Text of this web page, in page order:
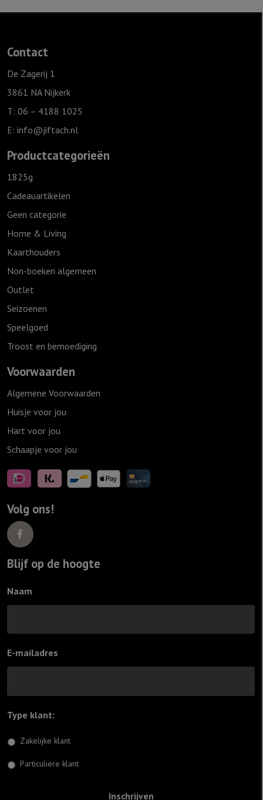
Contact
De Zagerij 1
3861 NA Nijkerk
T: 06 – 4188 1025
E: info@jiftach.nl
Productcategorieën
1825g
Cadeauartikelen
Geen categorie
Home & Living
Kaarthouders
Non-boeken algemeen
Outlet
Seizoenen
Speelgoed
Troost en bemoediging
Voorwaarden
Algemene Voorwaarden
Huisje voor jou
Hart voor jou
Schaapje voor jou
Volg ons!
Blijf op de hoogte
Naam
E-mailadres
Type klant:
Zakelijke klant
Particuliere klant